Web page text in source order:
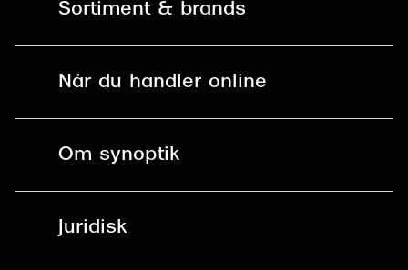
Spørgsmål & svar (FAQ)
Brilleabonnement All-Inclusive™
Sortiment & brands
Brillerens
Når du handler online
Om synoptik
Juridisk